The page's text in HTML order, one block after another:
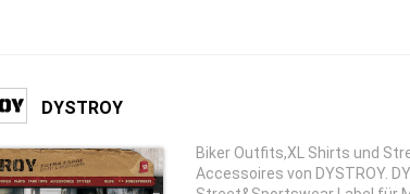
DYSTROY
Biker Outfits,XL Shirts und
Accessoires von DYSTROY.